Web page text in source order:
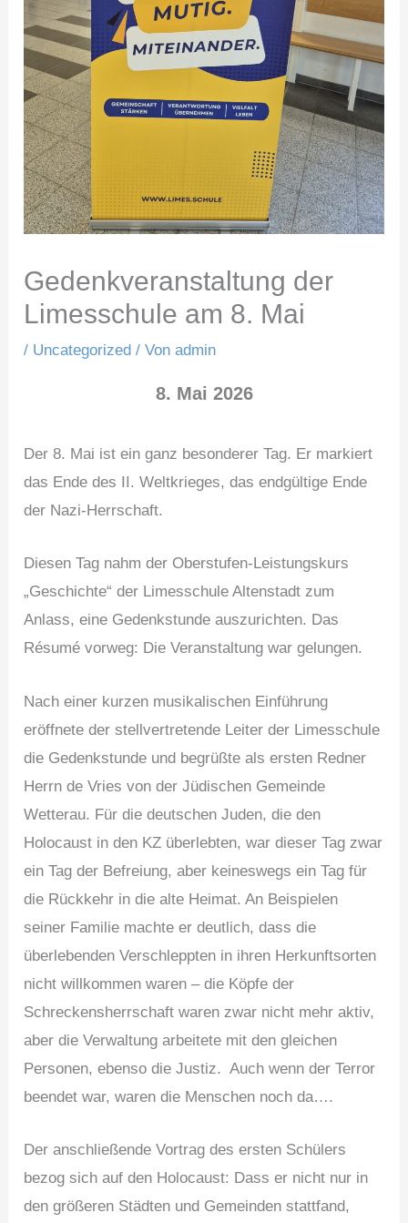
Gedenkveranstaltung der
Limesschule am 8. Mai
/ Uncategorized / Vonadmin
8. Mai 2026
Der 8. Mai ist ein ganz besonderer Tag. Er markiert
das Ende des II. Weltkrieges, das endgültige Ende
der Nazi-Herrschaft.
Diesen Tag nahm der Oberstufen-Leistungskurs
„Geschichte“ der Limesschule Altenstadt zum
Anlass, eine Gedenkstunde auszurichten. Das
Résumé vorweg: Die Veranstaltung war gelungen.
Nach einer kurzen musikalischen Einführung
eröffnete der stellvertretende Leiter der Limesschule
die Gedenkstunde und begrüßte als ersten Redner
Herrn de Vries von der Jüdischen Gemeinde
Wetterau. Für die deutschen Juden, die den
Holocaust in den KZ überlebten, war dieser Tag zwar
ein Tag der Befreiung, aber keineswegs ein Tag für
die Rückkehr in die alte Heimat. An Beispielen
seiner Familie machte er deutlich, dass die
überlebenden Verschleppten in ihren Herkunftsorten
nicht willkommen waren – die Köpfe der
Schreckensherrschaft waren zwar nicht mehr aktiv,
aber die Verwaltung arbeitete mit den gleichen
Personen, ebenso die Justiz. Auch wenn der Terror
beendet war, waren die Menschen noch da….
Der anschließende Vortrag des ersten Schülers
bezog sich auf den Holocaust: Dass er nicht nur in
den größeren Städten und Gemeinden stattfand,